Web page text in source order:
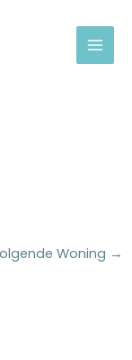
Woning →